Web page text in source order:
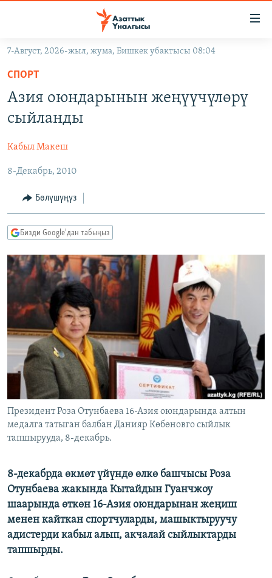
Навигацияга
өтүңүз
Издөөгө
салыңыз
ЭКОНОМИКА
МАДАНИЯТ
БОРБОР АЗИЯ
АТАЙЫН ИЛИКТӨӨ
ТВ ПРОГРАММАЛАР
БҮГҮН АЗАТТЫКТА
БИЗ ЖАНА ДҮЙНӨ
ДАНИСТЕ
ЭЖЕ-СИҢДИЛЕР
АЗАТТЫК+
ЫҢГАЙСЫЗ СУРООЛОР
ПОДКАСТ
ӨЗГӨЧӨ ПИКИР
ОНЛАЙН ШЕРИНЕ
ЭЕ/АРнун бардык сайттары
7-Август, 2026-жыл, жума, Бишкек убактысы 08:04
СПОРТ
Азия оюндарынын жеңүүчүлөрү
сыйланды
Кабыл Макеш
8-Декабрь, 2010
Бөлүшүңүз
Бизди Google'дан табыңыз
Президент Роза Отунбаева 16-Азия оюндарында алтын
медалга татыган балбан Данияр Көбөновго сыйлык
тапшырууда, 8-декабрь.
8-декабрда өкмөт үйүндө өлкө башчысы Роза
Отунбаева жакында Кытайдын Гуанчжоу
шаарында өткөн 16-Азия оюндарынан жеңиш
менен кайткан спортчуларды, машыктыруучу
адистерди кабыл алып, акчалай сыйлыктарды
тапшырды.